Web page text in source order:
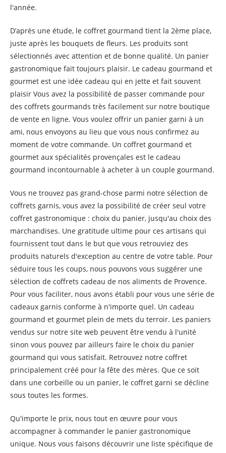
l'année.
D’après une étude, le coffret gourmand tient la 2ème place,
juste après les bouquets de fleurs. Les produits sont
sélectionnés avec attention et de bonne qualité. Un panier
gastronomique fait toujours plaisir. Le cadeau gourmand et
gourmet est une idée cadeau qui en jette et fait souvent
plaisir Vous avez la possibilité de passer commande pour
des coffrets gourmands très facilement sur notre boutique
de vente en ligne. Vous voulez offrir un panier garni à un
ami, nous envoyons au lieu que vous nous confirmez au
moment de votre commande. Un coffret gourmand et
gourmet aux spécialités provençales est le cadeau
gourmand incontournable à acheter à un couple gourmand.
Vous ne trouvez pas grand-chose parmi notre sélection de
coffrets garnis, vous avez la possibilité de créer seul votre
coffret gastronomique : choix du panier, jusqu'au choix des
marchandises. Une gratitude ultime pour ces artisans qui
fournissent tout dans le but que vous retrouviez des
produits naturels d'exception au centre de votre table. Pour
séduire tous les coups, nous pouvons vous suggérer une
sélection de coffrets cadeau de nos aliments de Provence.
Pour vous faciliter, nous avons établi pour vous une série de
cadeaux garnis conforme à n'importe quel. Un cadeau
gourmand et gourmet plein de mets du terroir. Les paniers
vendus sur notre site web peuvent être vendu à l'unité
sinon vous pouvez par ailleurs faire le choix du panier
gourmand qui vous satisfait. Retrouvez notre coffret
principalement créé pour la fête des mères. Que ce soit
dans une corbeille ou un panier, le coffret garni se décline
sous toutes les formes.
Qu'importe le prix, nous tout en œuvre pour vous
accompagner à commander le panier gastronomique
unique. Nous vous faisons découvrir une liste spécifique de